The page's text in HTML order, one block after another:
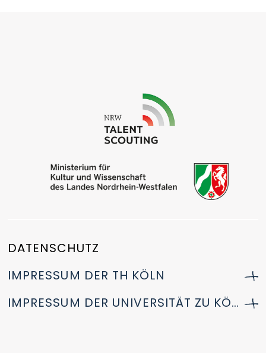
DATENSCHUTZ
IMPRESSUM DER TH KÖLN
IMPRESSUM DER UNIVERSITÄT ZU KÖLN